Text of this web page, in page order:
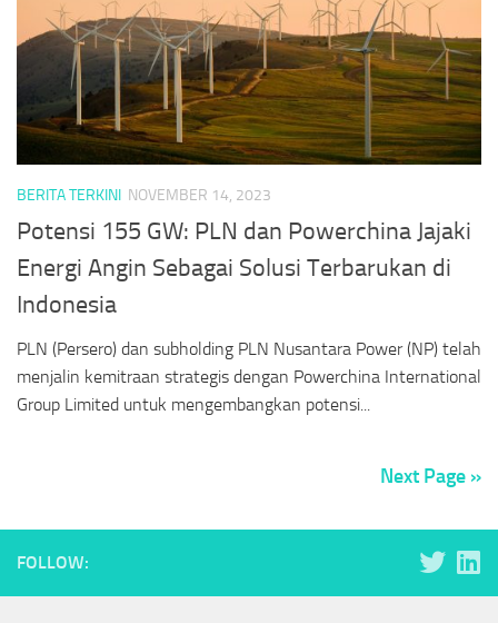
BERITA TERKINI NOVEMBER 14, 2023
Potensi 155 GW: PLN dan Powerchina Jajaki
Energi Angin Sebagai Solusi Terbarukan di
Indonesia
PLN (Persero) dan subholding PLN Nusantara Power (NP) telah
menjalin kemitraan strategis dengan Powerchina International
Group Limited untuk mengembangkan potensi...
Next Page »
FOLLOW: